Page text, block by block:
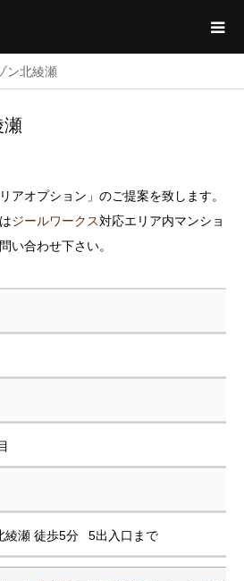
ン北綾瀬
瀬
アオプション」のご提案を致します。
ジールワークス対応エリア内マンショ
い合わせ下さい。
綾瀬 徒歩5分 5出入口まで